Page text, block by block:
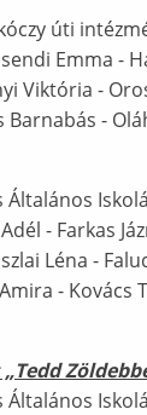
úti
Emma -
Viktória -
-
Általános
- Farkas
Léna -
- Kovács
Általános